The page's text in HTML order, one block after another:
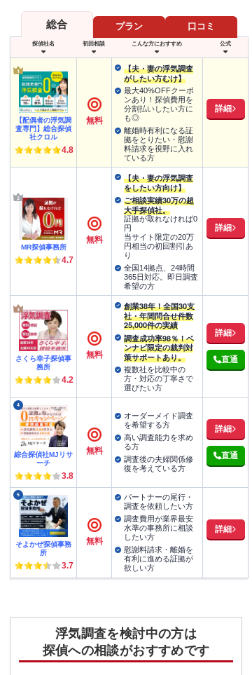
総合 プラン 口コミ
探偵社名 初回相談 こんな方におすすめ 公式
【配偶者の浮気調
査専門】総合探偵
社クロル
4.8
無料
【夫・妻の浮気調査
がしたい方むけ】
最大40%OFFクーポ
ンあり！探偵費用を
分割払いしたい方に
も◎
離婚時有利になる証
拠をとりたい・慰謝
料請求を視野に入れ
ている方
詳細
MR探偵事務所
4.7
無料
【夫・妻の浮気調査
をしたい方向け】
ご相談実績30万の超
大手探偵社。
証拠が取れなければ0
円
当サイト限定の20万
円相当の初回割引あ
り
全国14拠点、24時間
365日対応。即日調査
希望の方
詳細
さくら幸子探偵事
務所
4.2
無料
創業38年！全国30支
社・年間問合せ件数
25,000件の実績
調査成功率98％！ベ
ンナビ限定の裁判対
策サポートあり。
複数社を比較中の
方・対応の丁寧さで
選びたい方
詳細
直通
4
綜合探偵社MJリサ
ーチ
3.8
無料
オーダーメイド調査
を希望する方
高い調査能力を求め
る方
調査後の夫婦関係修
復を考えている方
詳細
直通
5
そよかぜ探偵事務
所
3.7
無料
パートナーの尾行・
調査を依頼したい方
調査費用が業界最安
水準の事務所に相談
したい方
慰謝料請求・離婚を
有利に進める証拠が
欲しい方
詳細
浮気調査を検討中の方は
探偵への相談がおすすめです